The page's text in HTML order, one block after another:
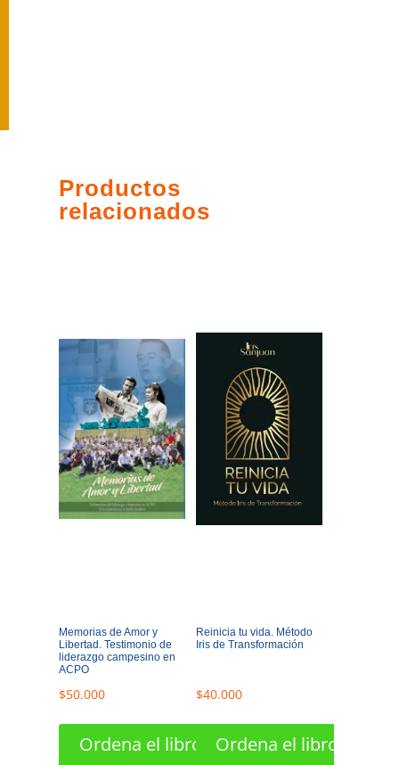
Productos
relacionados
Memorias de Amor y
Libertad. Testimonio de
liderazgo campesino en
ACPO
$50.000
Ordena el libro
Reinicia tu vida. Método
Iris de Transformación
$40.000
Ordena el libro